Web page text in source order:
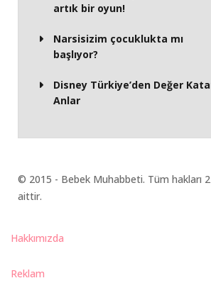
artık bir oyun!
Narsisizim çocuklukta mı
başlıyor?
Disney Türkiye’den Değer
Anlar
© 2015 - Bebek Muhabbeti. Tüm hakları
aittir.
Hakkımızda
Reklam